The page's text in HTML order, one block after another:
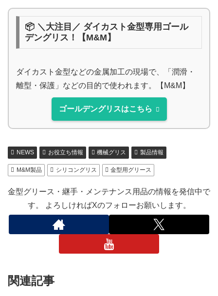
📦 ＼大注目／ ダイカスト金型専用ゴール
デングリス！【M&M】
ダイカスト金型などの金属加工の現場で、「潤滑・
離型・保護」などの目的で使われます。【M&M】
ゴールデングリスはこちら
NEWS お役立ち情報 機械グリス 製品情報
M&M製品 シリコングリス 金型用グリース
金型グリース・継手・メンテナンス用品の情報を発信中で
す。 よろしければXのフォローお願いします。
関連記事